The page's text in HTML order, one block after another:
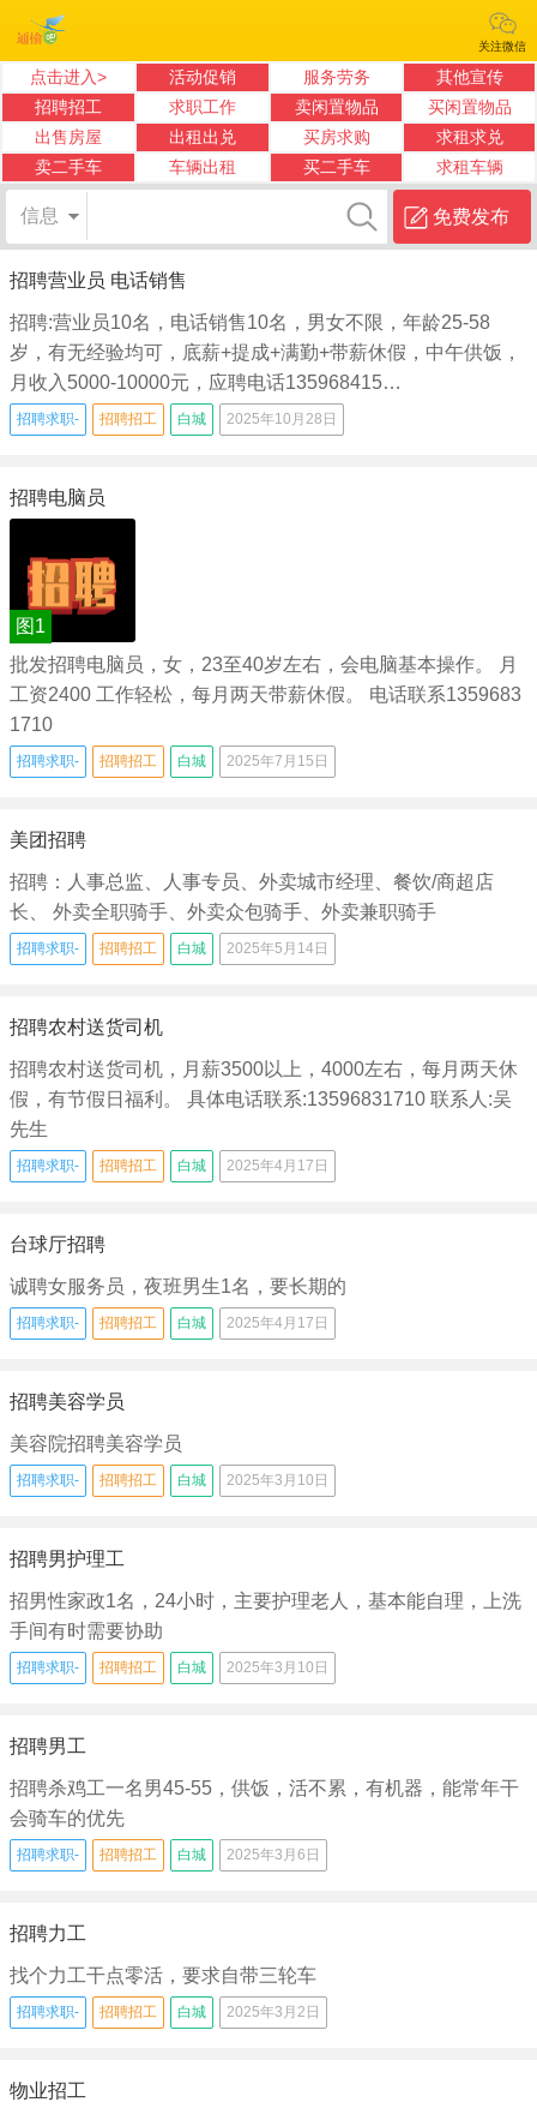
关注微信
点击进入> 活动促销 服务劳务
其他宣传
招聘招工
求职工作 卖闲置物品
买闲置物品
出售房屋
出租出兑 买房求购
求租求兑
卖二手车
车辆出租 买二手车 求租车辆
免费发布
信息
招聘营业员 电话销售
招聘:营业员10名，电话销售10名，男女不限，年龄25-58
岁，有无经验均可，底薪+提成+满勤+带薪休假，中午供饭，
月收入5000-10000元，应聘电话135968415…
招聘求职- 招聘招工 白城 2025年10月28日
招聘电脑员
图1
批发招聘电脑员，女，23至40岁左右，会电脑基本操作。 月
工资2400 工作轻松，每月两天带薪休假。 电话联系1359683
1710
招聘求职- 招聘招工 白城 2025年7月15日
美团招聘
招聘：人事总监、人事专员、外卖城市经理、餐饮/商超店
长、 外卖全职骑手、外卖众包骑手、外卖兼职骑手
招聘求职- 招聘招工 白城 2025年5月14日
招聘农村送货司机
招聘农村送货司机，月薪3500以上，4000左右，每月两天休
假，有节假日福利。 具体电话联系:13596831710 联系人:吴
先生
招聘求职- 招聘招工 白城 2025年4月17日
台球厅招聘
诚聘女服务员，夜班男生1名，要长期的
招聘求职- 招聘招工 白城 2025年4月17日
招聘美容学员
美容院招聘美容学员
招聘求职- 招聘招工 白城 2025年3月10日
招聘男护理工
招男性家政1名，24小时，主要护理老人，基本能自理，上洗
手间有时需要协助
招聘求职- 招聘招工 白城 2025年3月10日
招聘男工
招聘杀鸡工一名男45-55，供饭，活不累，有机器，能常年干
会骑车的优先
招聘求职- 招聘招工 白城 2025年3月6日
招聘力工
找个力工干点零活，要求自带三轮车
招聘求职- 招聘招工 白城 2025年3月2日
物业招工